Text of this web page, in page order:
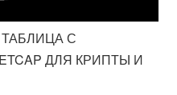
С
ДЛЯ КРИПТЫ И